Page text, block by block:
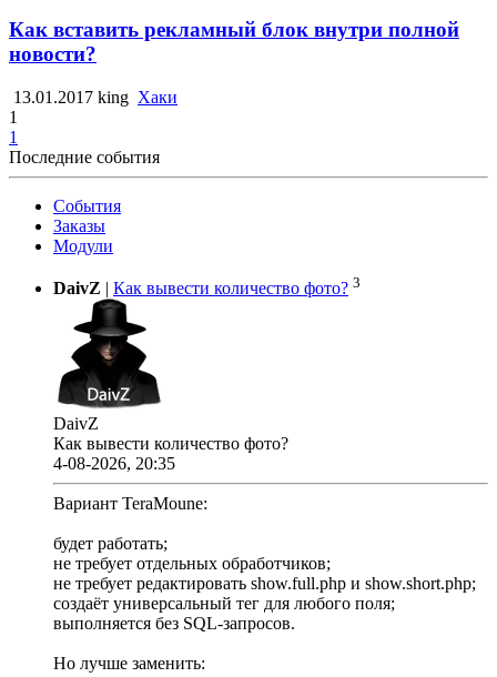
Как вставить рекламный блок внутри полной
новости?
13.01.2017 king Хаки
1
1
Последние события
События
Заказы
Модули
DaivZ | Как вывести количество фото? 3
DaivZ
Как вывести количество фото?
4-08-2026, 20:35
Вариант TeraMoune:
будет работать;
не требует отдельных обработчиков;
не требует редактировать show.full.php и show.short.php;
создаёт универсальный тег для любого поля;
выполняется без SQL-запросов.
Но лучше заменить: